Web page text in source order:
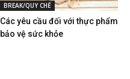
BREAK/QUY CHẾ
Các yêu cầu đối với thực phẩm
bảo vệ sức khỏe